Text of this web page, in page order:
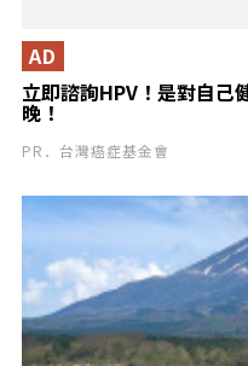
立即諮詢HPV！是對自己
晚！
AD
PR．台灣癌症基金會